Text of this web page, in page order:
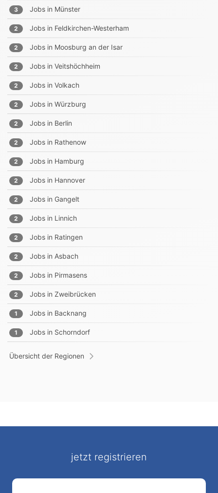
3 Jobs in Münster
2 Jobs in Feldkirchen-Westerham
2 Jobs in Moosburg an der Isar
2 Jobs in Veitshöchheim
2 Jobs in Volkach
2 Jobs in Würzburg
2 Jobs in Berlin
2 Jobs in Rathenow
2 Jobs in Hamburg
2 Jobs in Hannover
2 Jobs in Gangelt
2 Jobs in Linnich
2 Jobs in Ratingen
2 Jobs in Asbach
2 Jobs in Pirmasens
2 Jobs in Zweibrücken
1 Jobs in Backnang
1 Jobs in Schorndorf
Übersicht der Regionen
jetzt registrieren